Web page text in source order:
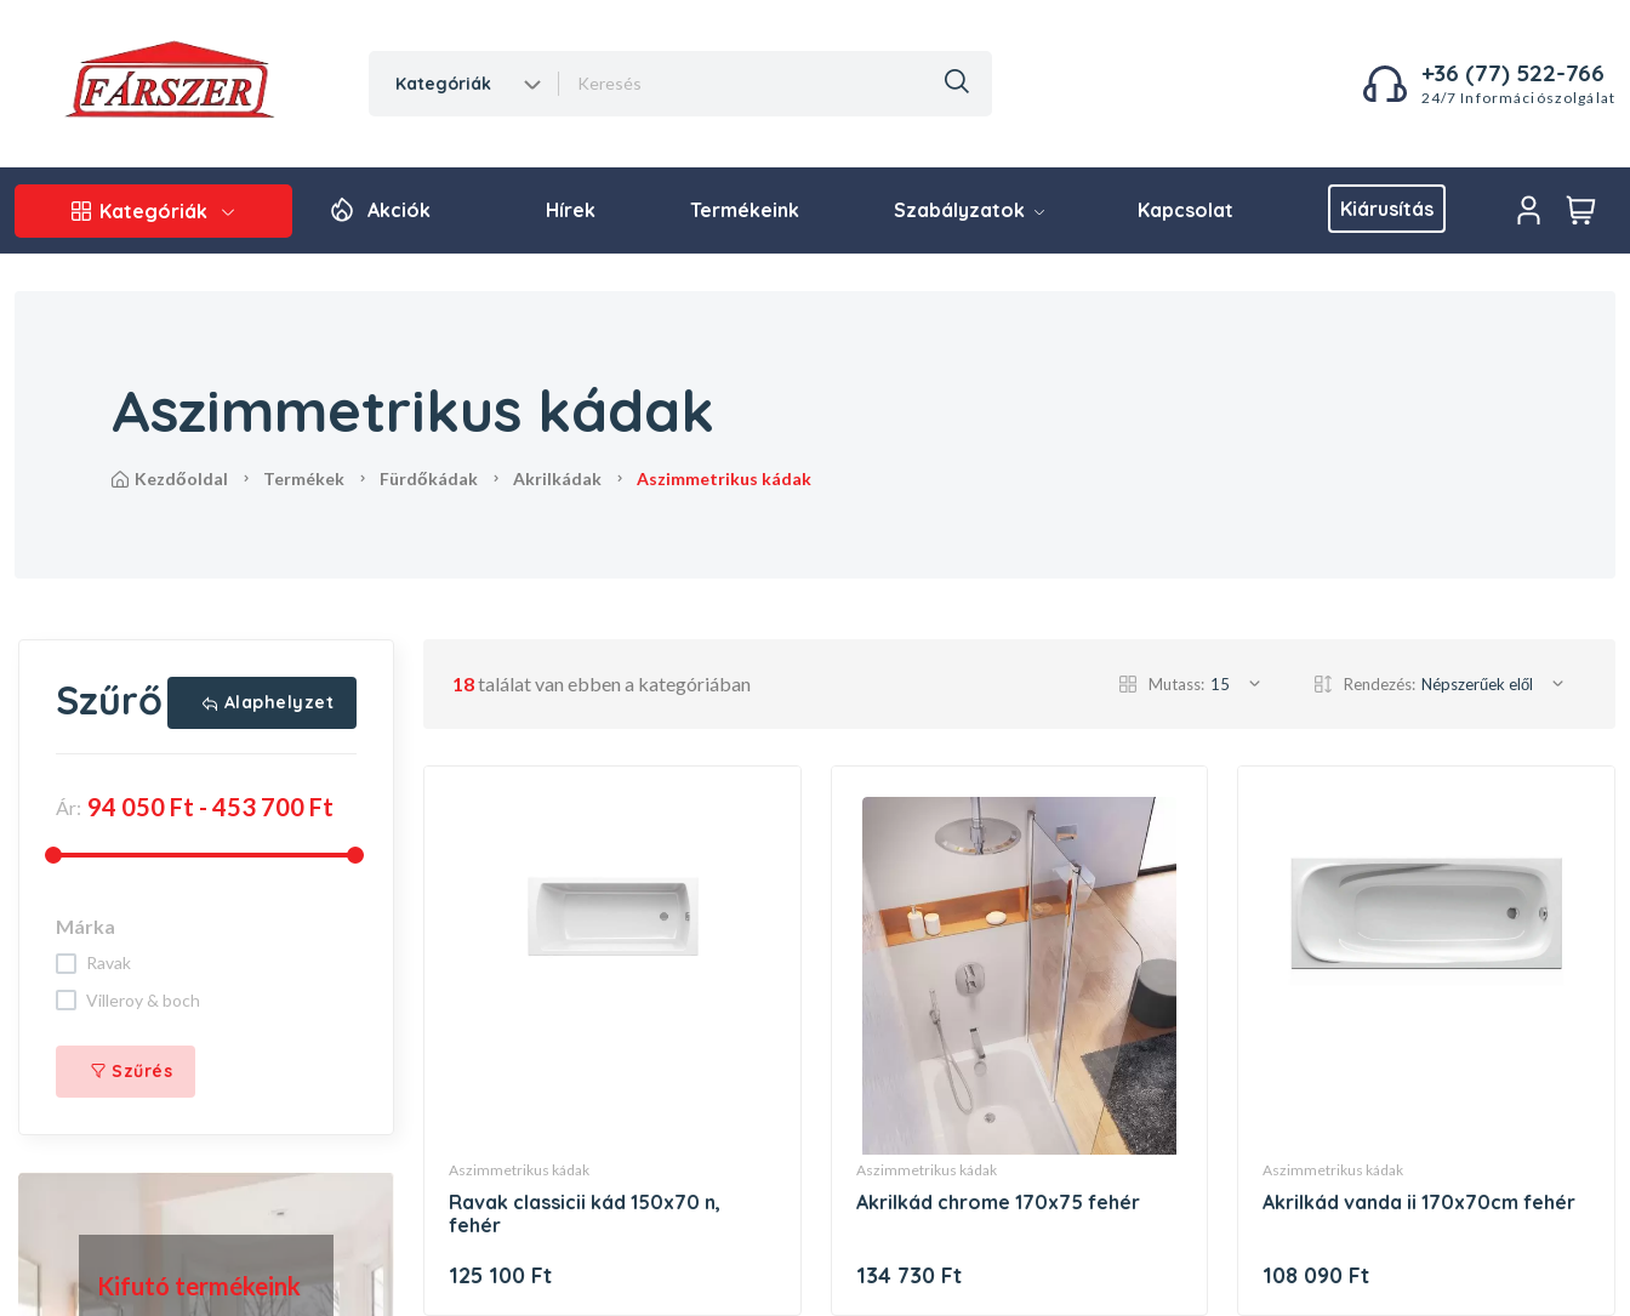
kategóriák +36 (77) 522-766
24/7 Információszolgálat
Kategóriák Akciók Hírek Termékeink Szabályzatok Kapcsolat Kiárusítás
Aszimmetrikus kádak
kezdőoldal termékek fürdőkádak akrilkádak aszimmetrikus kádak
18találat van ebben a kategóriában Mutass: 15 Rendezés: Népszerűek elől
aszimmetrikus kádak
ravak classicii kád 150x70 n,
fehér
125 100 Ft
aszimmetrikus kádak
akrilkád chrome 170x75 fehér
134 730 Ft
aszimmetrikus kádak
akrilkád vanda ii 170x70cm fehér
108 090 Ft
Szűrő Alaphelyzet
Ár:
Márka
ravak
villeroy & boch
Szűrés
Kifutó termékeink